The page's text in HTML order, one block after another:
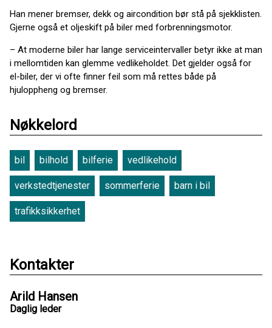
Han mener bremser, dekk og aircondition bør stå på sjekklisten.
Gjerne også et oljeskift på biler med forbrenningsmotor.
– At moderne biler har lange serviceintervaller betyr ikke at man
i mellomtiden kan glemme vedlikeholdet. Det gjelder også for
el-biler, der vi ofte finner feil som må rettes både på
hjuloppheng og bremser.
Nøkkelord
bil bilhold bilferie vedlikehold
verkstedtjenester sommerferie barn i bil
trafikksikkerhet
Kontakter
Arild Hansen
Daglig leder